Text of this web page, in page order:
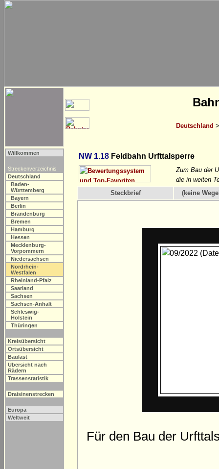
Deutschland
Willkommen
Streckenverzeichnis
Deutschland
Baden-
Württemberg
Bayern
Berlin
Brandenburg
Bremen
Hamburg
Hessen
Mecklenburg-
Vorpommern
Niedersachsen
Nordrhein-
Westfalen
Rheinland-Pfalz
Saarland
Sachsen
Sachsen-Anhalt
Schleswig-
Holstein
Thüringen
Kreisübersicht
Ortsübersicht
Baulast
Übersicht nach
Rädern
Trassenstatistik
Draisinenstrecken
Europa
Weltweit
NW 1.18 Feldbahn Urfttalsperre
Zum Bau der
die in weiten
Steckbrief
(keine
Für den Bau der